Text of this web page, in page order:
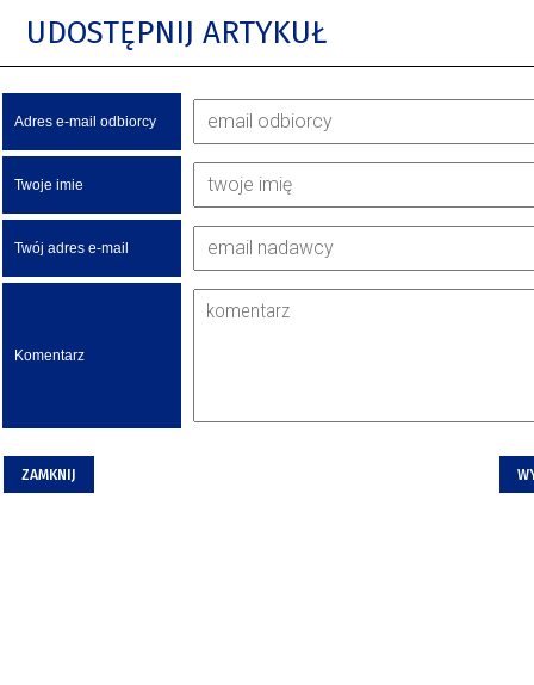
UDOSTĘPNIJ ARTYKUŁ
Adres e-mail odbiorcy
Twoje imie
Twój adres e-mail
Komentarz